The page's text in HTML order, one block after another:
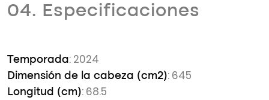
04. Especificaciones
Temporada: 2024
Dimensión de la cabeza (cm2): 645
Longitud (cm): 68.5